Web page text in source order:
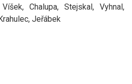
Chalupa, Stejskal, Vyhnal,
Jeřábek